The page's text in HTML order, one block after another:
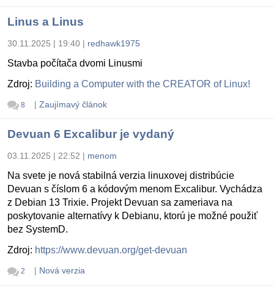
Linus a Linus
30.11.2025 | 19:40 | redhawk1975
Stavba počítača dvomi Linusmi
Zdroj: Building a Computer with the CREATOR of Linux!
8 | Zaujímavý článok
Devuan 6 Excalibur je vydaný
03.11.2025 | 22:52 | menom
Na svete je nová stabilná verzia linuxovej distribúcie
Devuan s číslom 6 a kódovým menom Excalibur. Vychádza
z Debian 13 Trixie. Projekt Devuan sa zameriava na
poskytovanie alternatívy k Debianu, ktorú je možné použiť
bez SystemD.
Zdroj: https://www.devuan.org/get-devuan
2 | Nová verzia